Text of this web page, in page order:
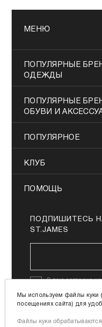
МЕНЮ
ПОПУЛЯРНЫЕ
ОДЕЖДЫ
ПОПУЛЯРНЫЕ
ОБУВИ И
ПОПУЛЯРНОЕ
КЛУБ
ПОМОЩЬ
ПОДПИШИТЕСЬ
ST.JAMES
Я даюсогласие
Политикой в
Я согласен с
Мы используем файлы
посещениях сайта) для
Файлы куки